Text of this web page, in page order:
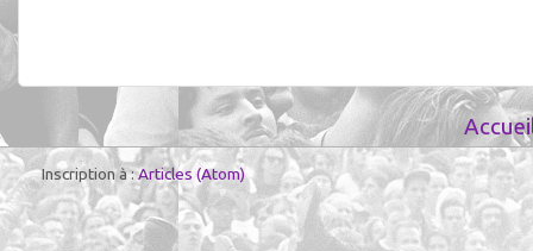
Inscription à :Articles (Atom)